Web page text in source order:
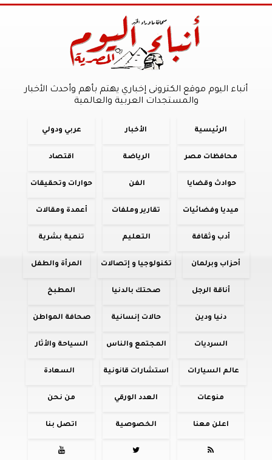
أنباء اليوم موقع الكترونى إخباري يهتم بأهم وأحدث الأخبار
والمستجدات العربية والعالمية
الرئيسية الأخبار عربي ودولي
محافظات مصر الرياضة اقتصاد
حوادث وقضايا الفن حوارات وتحقيقات
ميديا وفضائيات تقارير وملفات أعمدة ومقالات
أدب وثقافة التعليم تنمية بشرية
أحزاب وبرلمان تكنولوجيا و إتصالات المرأة والطفل
أناقة الرجل صحتك بالدنيا المطبخ
دنيا ودين حالات إنسانية صحافة المواطن
السرديات المجتمع والناس السياحة والأثار
عالم السيارات استشارات قانونية السعادة
منوعات العدد الورقي من نحن
اعلن معنا الخصوصية اتصل بنا


